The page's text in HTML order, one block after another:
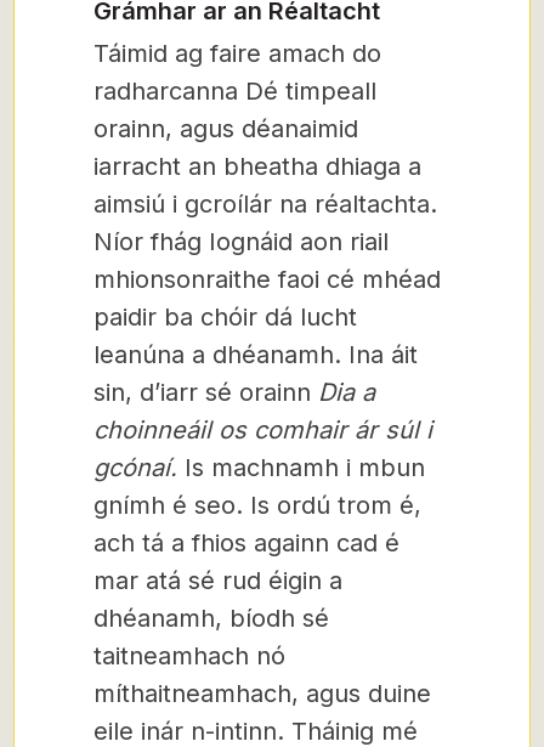
Grámhar ar an Réaltacht
Táimid ag faire amach do
radharcanna Dé timpeall
orainn, agus déanaimid
iarracht an bheatha dhiaga a
aimsiú i gcroílár na réaltachta.
Níor fhág Iognáid aon riail
mhionsonraithe faoi cé mhéad
paidir ba chóir dá lucht
leanúna a dhéanamh. Ina áit
sin, d’iarr sé orainn Dia a
choinneáil os comhair ár súl i
gcónaí. Is machnamh i mbun
gnímh é seo. Is ordú trom é,
ach tá a fhios againn cad é
mar atá sé rud éigin a
dhéanamh, bíodh sé
taitneamhach nó
míthaitneamhach, agus duine
eile inár n-intinn. Tháinig mé